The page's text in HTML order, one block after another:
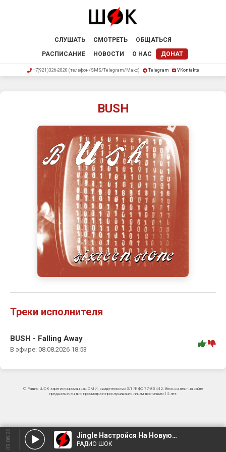
СЛУШАТЬ СМОТРЕТЬ
ОБЩАТЬСЯ
РАСПИСАНИЕ
НОВОСТИ О НАС ДОНАТ
+7(921)326-2020 (телефон/SMS/Telegram/Макс) Telegram VKontakte
BUSH
Треки исполнителя
BUSH - Falling Away
В эфире: 08.08.2026 18:53
:
© Радио ШОК зарегистрирован как СМИ, свидетельство ЭЛ № ФС 77-85442. Весь контент на сайте
предназначен для просмотра и прослушивания лицам достигшим 12 лет.
09.08.26 Jingle Настройся На Новую Музыку. Включи Шок
РАДИО ШОК